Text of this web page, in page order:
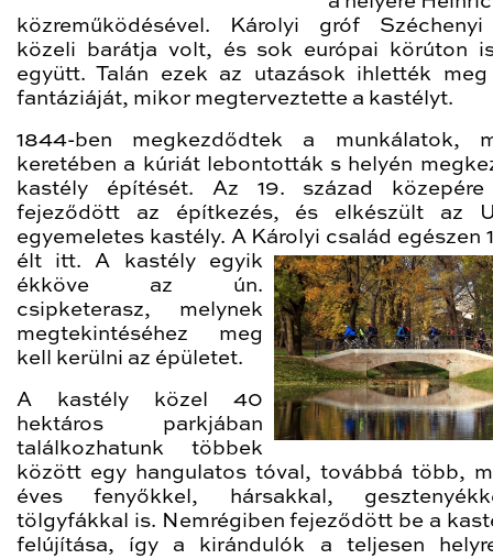
közreműködésével. Károlyi gróf
közeli barátja volt, és sok európai körúton
együtt. Talán ezek az utazások ihlették
fantáziáját, mikor megterveztette a kastélyt.
1844-ben megkezdődtek a munkálatok,
keretében a kúriát lebontották s helyén
kastély építését. Az 19. század
fejeződött az építkezés, és elkészült az
egyemeletes kastély. A Károlyi család egészen
élt itt. A kastély egyik
ékköve az ún.
csipketerasz, melynek
megtekintéséhez meg
kell kerülni az épületet.
A kastély közel 40
hektáros parkjában
találkozhatunk többek
között egy hangulatos tóval, továbbá több,
éves fenyőkkel, hársakkal,
tölgyfákkal is. Nemrégiben fejeződött be a
felújítása, így a kirándulók a teljesen